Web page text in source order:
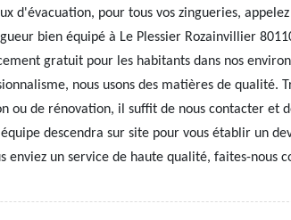
d'évacuation, pour tous vos zingueries, appelez
bien équipé à Le Plessier Rozainvillier
gratuit pour les habitants dans nos
nous usons des matières de qualité.
ou de rénovation, il suffit de nous contacter et
descendra sur site pour vous établir un
enviez un service de haute qualité, faites-nous